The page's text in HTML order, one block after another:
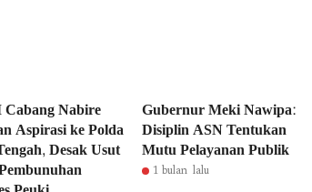
Nabire
Aspirasi ke Polda
Desak Usut
Gubernur Meki Nawipa:
Disiplin ASN Tentukan
Mutu Pelayanan Publik
1 bulan lalu